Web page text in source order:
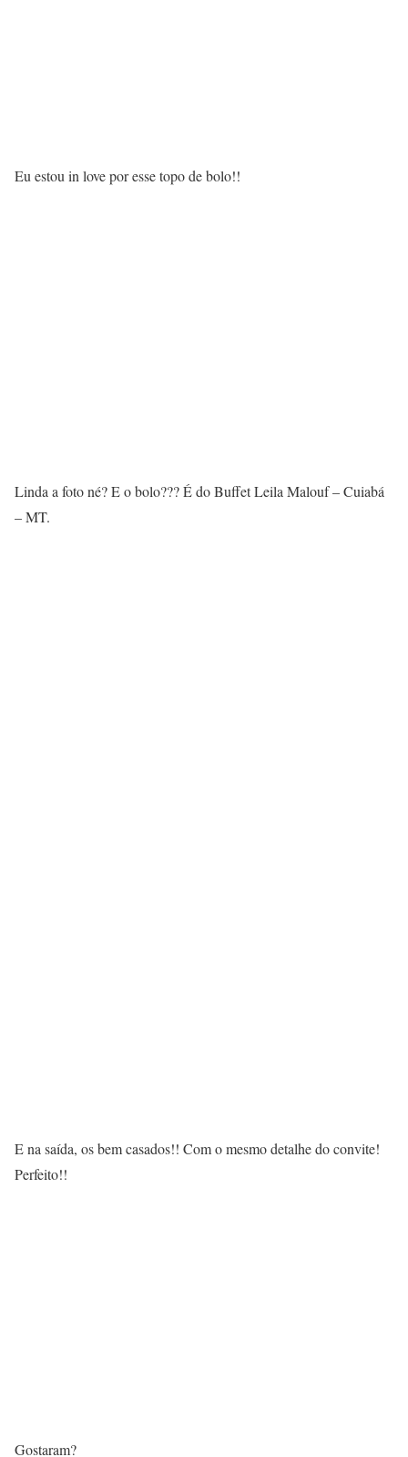
Eu estou in love por esse topo de bolo!!
Linda a foto né? E o bolo??? É do Buffet Leila Malouf – Cuiabá
– MT.
E na saída, os bem casados!! Com o mesmo detalhe do convite!
Perfeito!!
Gostaram?